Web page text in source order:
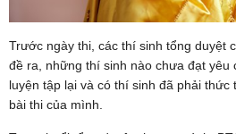
Trước ngày thi, các thí sinh tổng duyệt
đề ra, những thí sinh nào chưa đạt yêu
luyện tập lại và có thí sinh đã phải thức
bài thi của mình.